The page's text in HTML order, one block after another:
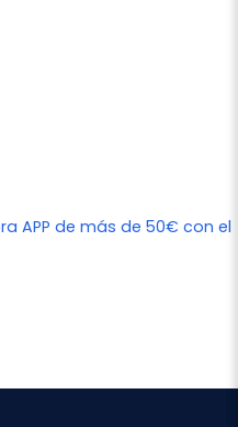
APP de más de 50€ con el